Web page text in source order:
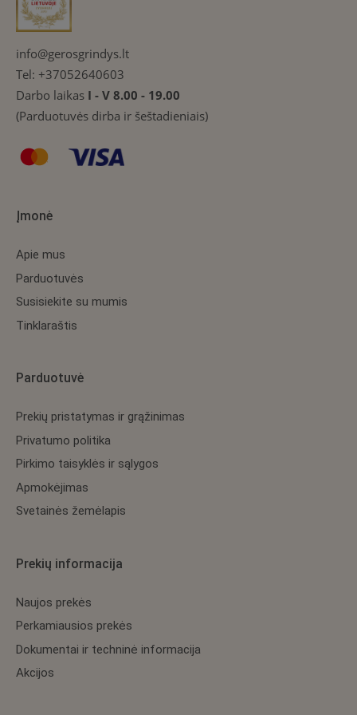
info@gerosgrindys.lt
Tel: +37052640603
Darbo laikas I - V 8.00 - 19.00
(Parduotuvės dirba ir šeštadieniais)
Įmonė
Apie mus
Susisiekite su mumis
Parduotuvės
Tinklaraštis
Parduotuvė
Prekių pristatymas ir grąžinimas
Privatumo politika
Pirkimo taisyklės ir sąlygos
Apmokėjimas
Svetainės žemėlapis
Prekių informacija
Akcijos
Naujos prekės
Perkamiausios prekės
Dokumentai ir techninė informacija